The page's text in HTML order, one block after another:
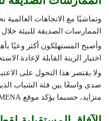
وتماشيًا مع الاتجاهات العالمية
الممارسات الصديقة للبيئة
وأصبح المستهلكون أكثر وعيًا
اختيار الزينة القابلة لإعادة
ولا يقتصر هذا التحول على
صدى واسعًا بين فئة الشباب
متزايد، حسبما يؤكد موقع Leaders MENA.